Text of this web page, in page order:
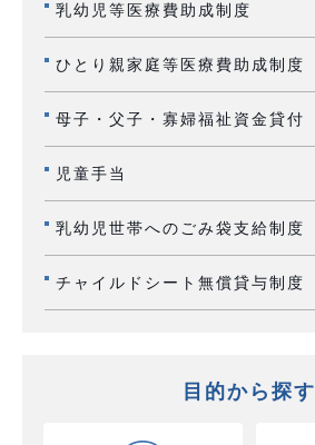
乳幼児等医療費助成制度
ひとり親家庭等医療費助成制度
母子・父子・寡婦福祉資金貸付
児童手当
乳幼児世帯へのごみ袋支給制度
チャイルドシート無償貸与制度
目的から探す